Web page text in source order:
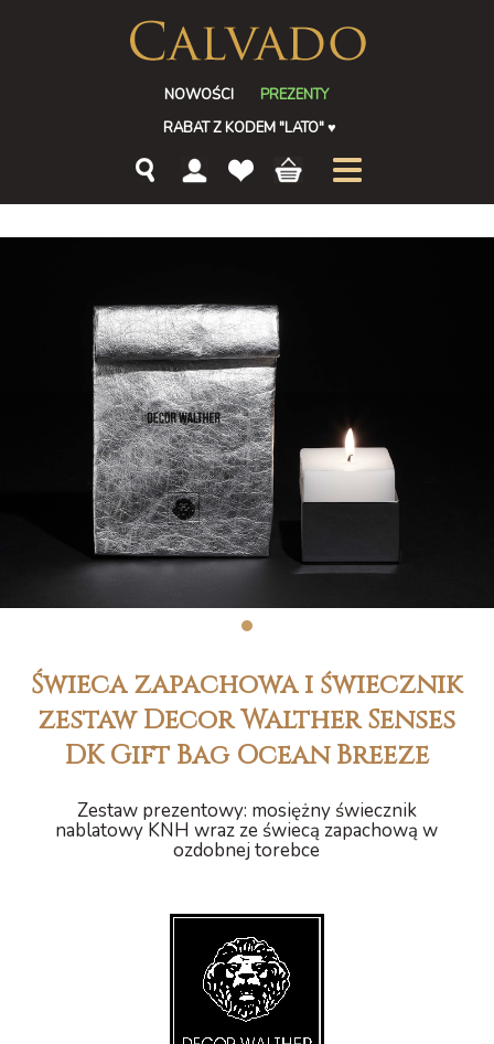
NOWOŚCI
PREZENTY
RABAT Z KODEM "LATO"♥
1
Świeca zapachowa i świecznik
zestaw Decor Walther Senses
DK Gift Bag Ocean Breeze
Zestaw prezentowy: mosiężny świecznik
nablatowy KNH wraz ze świecą zapachową w
ozdobnej torebce